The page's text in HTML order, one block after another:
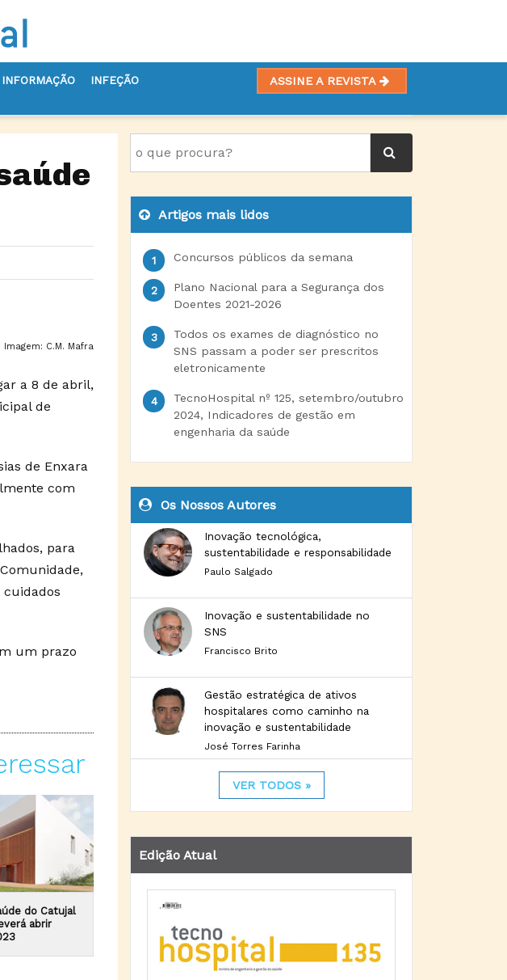
INFEÇÃO
ASSINE A REVISTA
ARRANCA HOJE
Imagem: C.M. Mafra
a 8 de abril,
de
de Enxara
com
para
cuidados
um prazo
do Catujal
abrir
Artigos mais lidos
Concursos públicos da semana
Plano Nacional para a Segurança dos
Doentes 2021-2026
Todos os exames de diagnóstico no
SNS passam a poder ser prescritos
eletronicamente
TecnoHospital nº 125, setembro/outubro
2024, Indicadores de gestão em
engenharia da saúde
Os Nossos Autores
Inovação tecnológica,
sustentabilidade e responsabilidade
Paulo Salgado
Inovação e sustentabilidade no
SNS
Francisco Brito
Gestão estratégica de ativos
hospitalares como caminho na
inovação e sustentabilidade
José Torres Farinha
VER TODOS »
Edição Atual